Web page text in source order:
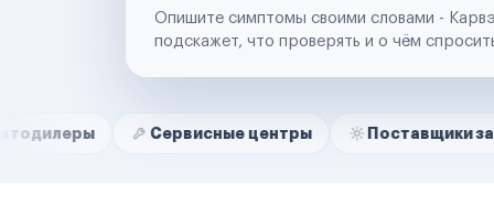
Опишите симптомы своими словами -
подскажет, что проверять и о чём
Нам доверяют
Сервисные центры Поставщики запчастей
Маркетплейсы